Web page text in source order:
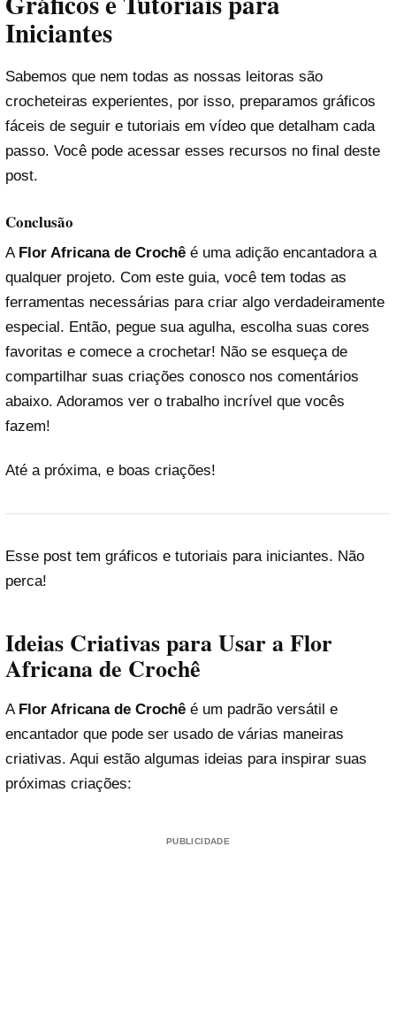
Iniciantes
Sabemos que nem todas as nossas leitoras são
crocheteiras experientes, por isso, preparamos gráficos
fáceis de seguir e tutoriais em vídeo que detalham cada
passo. Você pode acessar esses recursos no final deste
post.
Conclusão
A Flor Africana de Crochê é uma adição encantadora a
qualquer projeto. Com este guia, você tem todas as
ferramentas necessárias para criar algo verdadeiramente
especial. Então, pegue sua agulha, escolha suas cores
favoritas e comece a crochetar! Não se esqueça de
compartilhar suas criações conosco nos comentários
abaixo. Adoramos ver o trabalho incrível que vocês
fazem!
Até a próxima, e boas criações!
Esse post tem gráficos e tutoriais para iniciantes. Não
perca!
Ideias Criativas para Usar a Flor
Africana de Crochê
A Flor Africana de Crochê é um padrão versátil e
encantador que pode ser usado de várias maneiras
criativas. Aqui estão algumas ideias para inspirar suas
próximas criações:
PUBLICIDADE